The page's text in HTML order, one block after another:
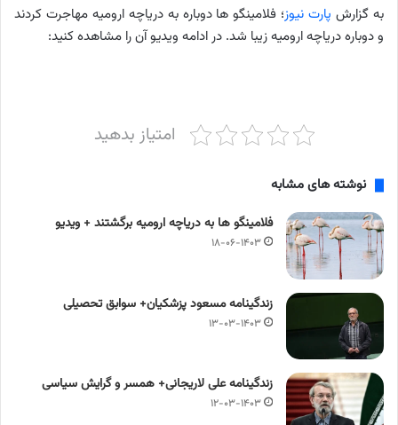
به گزارش پارت نیوز؛ فلامینگو ها دوباره به دریاچه ارومیه مهاجرت کردند
و دوباره دریاچه ارومیه زیبا شد. در ادامه ویدیو آن را مشاهده کنید:
امتیاز بدهید
نوشته های مشابه
فلامینگو ها به دریاچه ارومیه برگشتند + ویدیو
۱۸-۰۶-۱۴۰۳
زندگینامه مسعود پزشکیان+ سوابق تحصیلی
۱۳-۰۳-۱۴۰۳
زندگینامه علی لاریجانی+ همسر و گرایش سیاسی
۱۲-۰۳-۱۴۰۳